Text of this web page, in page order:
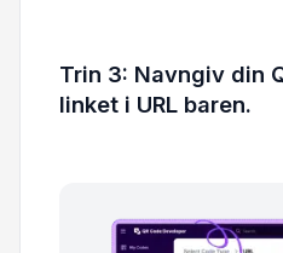
Trin 3: Navngiv din
linket i URL baren.